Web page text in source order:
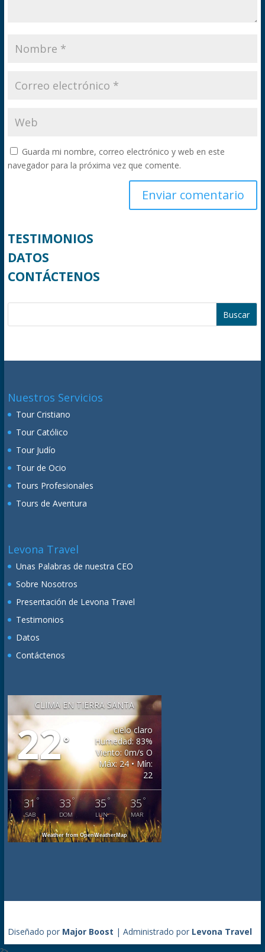
Guarda mi nombre, correo electrónico y web en este
navegador para la próxima vez que comente.
TESTIMONIOS
DATOS
CONTÁCTENOS
Nuestros Servicios
Tour Cristiano
Tour Católico
Tour Judío
Tour de Ocio
Tours Profesionales
Tours de Aventura
Levona Travel
Unas Palabras de nuestra CEO
Sobre Nosotros
Presentación de Levona Travel
Testimonios
Datos
Contáctenos
CLIMA EN TIERRA SANTA
22°
cielo claro
Humedad: 83%
Viento: 0m/s O
Máx: 24 • Mín:
22
31°
SAB
33°
DOM
35°
LUN
35 °
MAR
Weather from OpenWeatherMap
Diseñado por Major Boost | Administrado por Levona Travel